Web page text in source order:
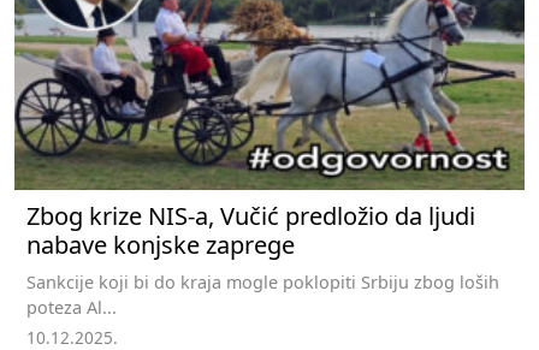
Zbog krize NIS-a, Vučić predložio da ljudi
nabave konjske zaprege
Sankcije koji bi do kraja mogle poklopiti Srbiju zbog loših
poteza Al...
10.12.2025.